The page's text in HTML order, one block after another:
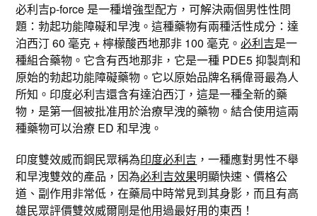
必利吉p-force 是一種增強型配方，可解決兩個男性性問
題：勃起功能障礙和早洩。這種藥物有兩種活性成分：達
泊西汀 60 毫克 + 檸檬酸西地那非 100 毫克。必利吉是一
種組合藥物。它含有西地那非，它是一種 PDE5 抑製劑和
原始的勃起功能障礙藥物。它以原始品牌名稱偉哥最為人
所知。印度必利吉還含有達泊西汀，這是一種全新的藥
物，是第一個被批准用於治療早洩的藥物。結合使用這兩
種藥物可以治療 ED 和早洩。
印度雙效威而鋼民眾稱為印度必利吉 ，一種應對男性不舉
和早洩雙效的產品，因為必利吉效果明顯快速、價格公
道、副作用非常低，在藥局中時常見到其身影，而且有高
雄民眾評價雙效威爾剛是他用過最好用的東西！